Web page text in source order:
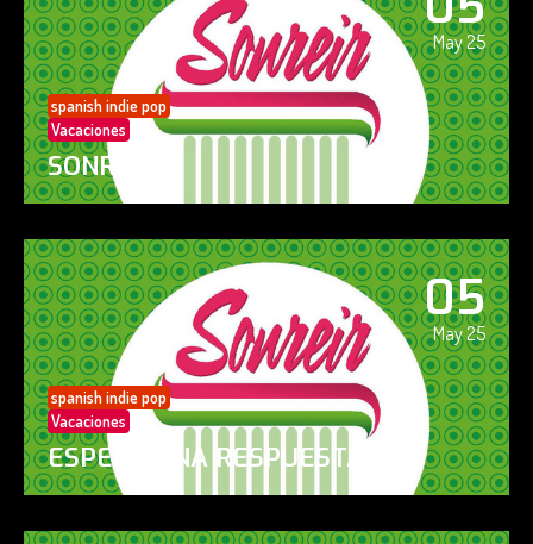
May 25
spanish indie pop
Vacaciones
SONREÍR
05
May 25
spanish indie pop
Vacaciones
ESPERO UNA RESPUESTA